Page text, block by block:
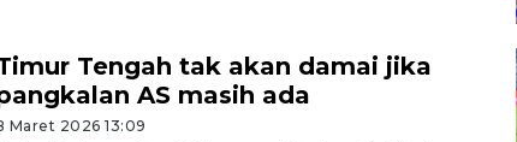
Tengah tak akan damai jika
AS masih ada
Maret 2026 13:09